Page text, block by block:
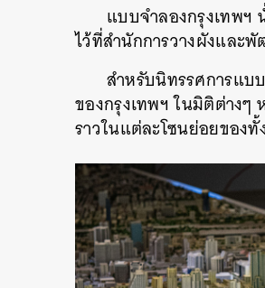
แบบจำลองกรุงเทพฯ
ไว้ที่สำนักการวางผังและ
สำหรับนิทรรศการแบ
ของกรุงเทพฯ ในมิติต่าง
ราวในแต่ละโซนย่อยของ